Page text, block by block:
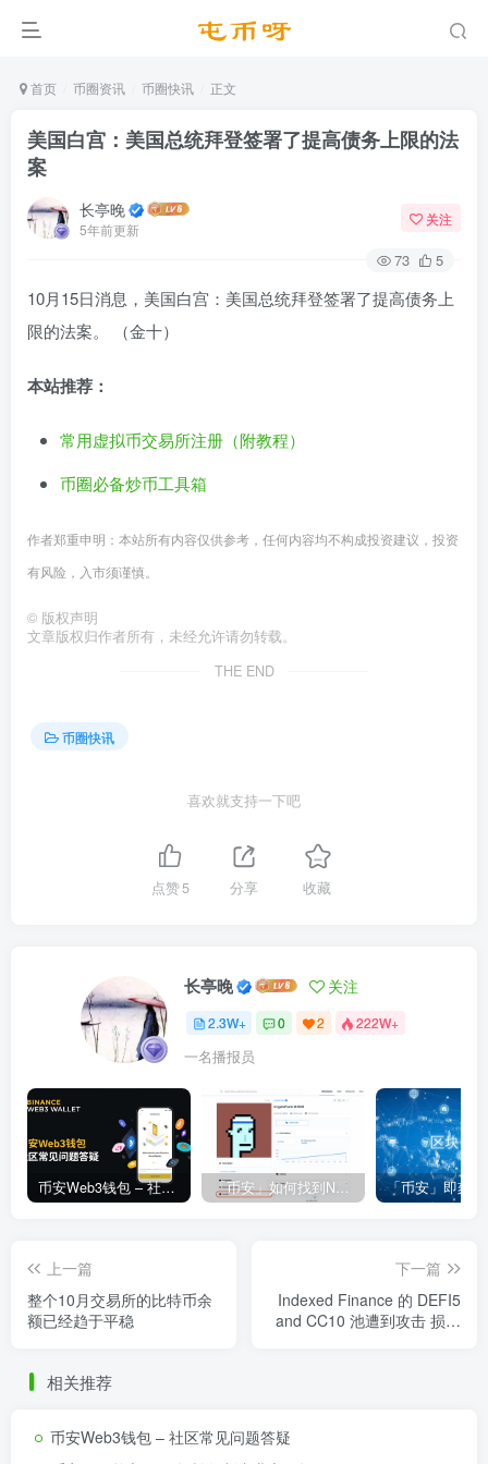
首页 币圈资讯 币圈快讯 正文
美国白宫：美国总统拜登签署了提高债务上限的法
案
长亭晚
5年前更新
关注
73 5
10月15日消息，美国白宫：美国总统拜登签署了提高债务上
限的法案。 （金十）
本站推荐：
常用虚拟币交易所注册（附教程）
币圈必备炒币工具箱
作者郑重申明：本站所有内容仅供参考，任何内容均不构成投资建议，投资
有风险，入市须谨慎。
© 版权声明
文章版权归作者所有，未经允许请勿转载。
THE END
币圈快讯
喜欢就支持一下吧
点赞5 分享 收藏
长亭晚 关注
2.3W+ 0 2 222W+
一名播报员
币安Web3钱包 – 社区常见问题答疑 「币安」如何找到NFT合约地址？
上一篇
整个10月交易所的比特币余
额已经趋于平稳
下一篇
Indexed Finance 的 DEFI5
and CC10 池遭到攻击 损失
相关推荐
币安Web3钱包 – 社区常见问题答疑